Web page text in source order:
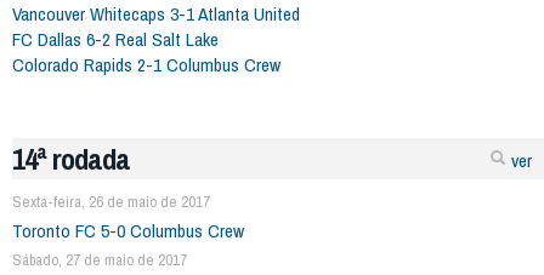
Vancouver Whitecaps 3-1 Atlanta United
FC Dallas 6-2 Real Salt Lake
Colorado Rapids 2-1 Columbus Crew
ver
14ª rodada
Sexta-feira, 26 de maio de 2017
Toronto FC 5-0 Columbus Crew
Sábado, 27 de maio de 2017